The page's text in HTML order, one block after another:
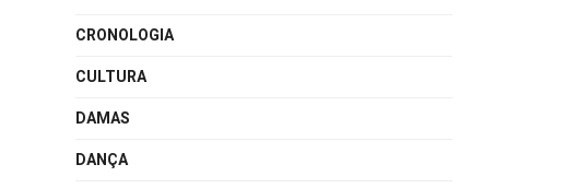
CRONOLOGIA
CULTURA
DAMAS
DANÇA